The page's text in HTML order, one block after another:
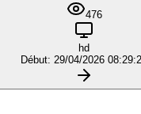
476
hd
Début: 29/04/2026